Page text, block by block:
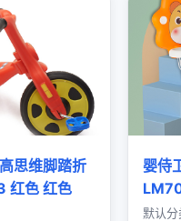
思维脚踏折
红色 红色
婴侍
默认分